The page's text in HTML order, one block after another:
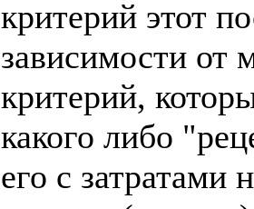
критерий этот
зависимости от
критерий,
какого либо
его с затратами